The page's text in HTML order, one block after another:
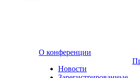
О конференции
Новости